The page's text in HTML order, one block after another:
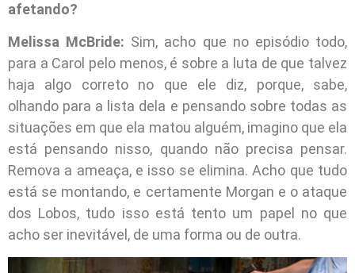
afetando?
Melissa McBride: Sim, acho que no episódio todo,
para a Carol pelo menos, é sobre a luta de que talvez
haja algo correto no que ele diz, porque, sabe,
olhando para a lista dela e pensando sobre todas as
situações em que ela matou alguém, imagino que ela
está pensando nisso, quando não precisa pensar.
Remova a ameaça, e isso se elimina. Acho que tudo
está se montando, e certamente Morgan e o ataque
dos Lobos, tudo isso está tento um papel no que
acho ser inevitável, de uma forma ou de outra.